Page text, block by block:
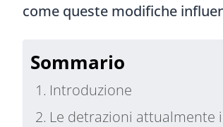
come queste modifiche
Sommario
Introduzione
Le detrazioni attualmente